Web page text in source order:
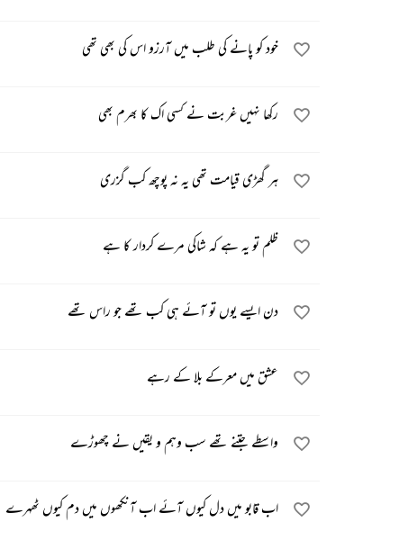
خود کو پانے کی طلب میں آرزو اس کی بھی تھی
رکھا نہیں غربت نے کسی اک کا بھرم بھی
ہر گھڑی قیامت تھی یہ نہ پوچھ کب گزری
ظلم تو یہ ہے کہ شاکی مرے کردار کا ہے
دن ایسے یوں تو آئے ہی کب تھے جو راس تھے
عشق میں معرکے بلا کے رہے
واسطے جتنے تھے سب وہم و یقیں نے چھوڑے
اب قابو میں دل کیوں آئے اب آنکھوں میں دم کیوں ٹھہرے